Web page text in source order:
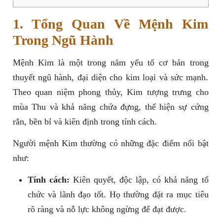
1. Tổng Quan Về Mệnh Kim
Trong Ngũ Hành
Mệnh Kim là một trong năm yếu tố cơ bản trong
thuyết ngũ hành, đại diện cho kim loại và sức mạnh.
Theo quan niệm phong thủy, Kim tượng trưng cho
mùa Thu và khả năng chứa đựng, thể hiện sự cứng
rắn, bền bỉ và kiên định trong tính cách.
Người mệnh Kim thường có những đặc điểm nổi bật
như:
Tính cách: Kiên quyết, độc lập, có khả năng tổ
chức và lãnh đạo tốt. Họ thường đặt ra mục tiêu
rõ ràng và nỗ lực không ngừng để đạt được.